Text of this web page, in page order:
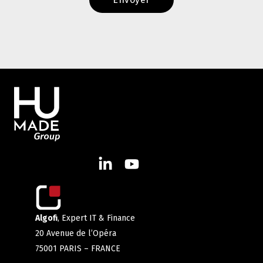
Algofi, Expert IT & Finance
20 Avenue de l’Opéra
75001 PARIS – FRANCE